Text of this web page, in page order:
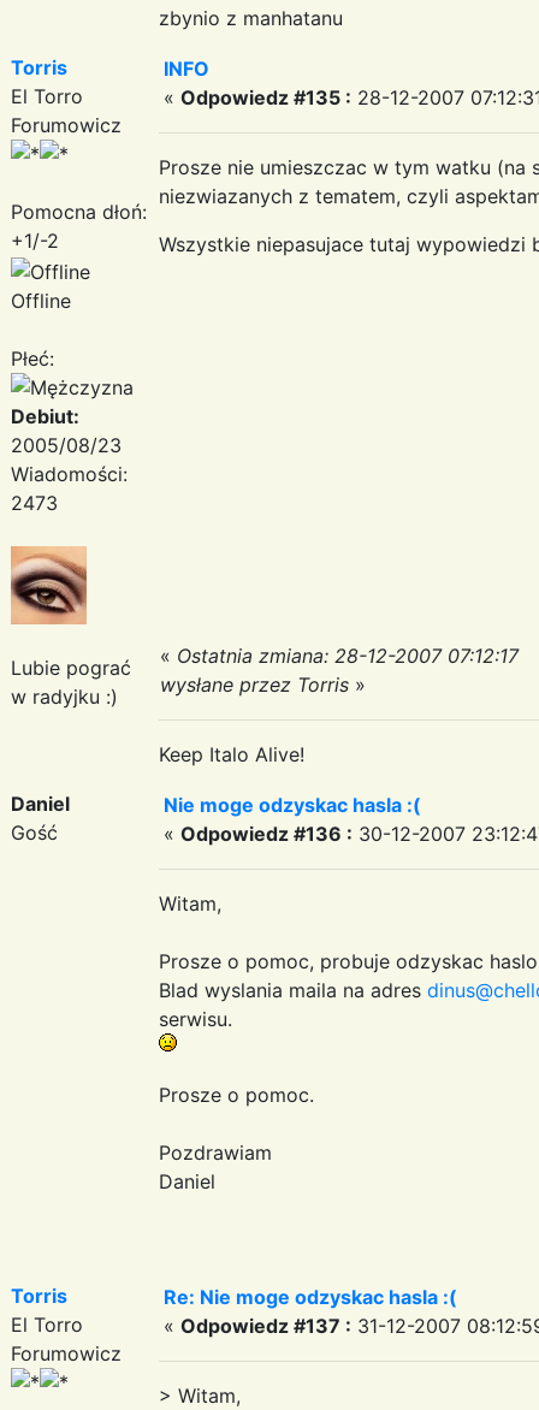
zbynio z manhatanu
Torris
El Torro
Forumowicz
Pomocna dłoń:
+1/-2
Offline
Płeć:
Debiut:
2005/08/23
Wiadomości:
2473
Lubie pograć
w radyjku :)
INFO
« Odpowiedz #135 : 28-12-2007
Prosze nie umieszczac w tym watku
niezwiazanych z tematem, czyli
Wszystkie niepasujace tutaj wypowiedzi
« Ostatnia zmiana: 28-12-2007 07:12:17
wysłane przez Torris »
Keep Italo Alive!
Daniel
Gość
Nie moge odzyskac hasla :(
« Odpowiedz #136 : 30-12-2007
Witam,
Prosze o pomoc, probuje odzyskac
Blad wyslania maila na adres
serwisu.
Prosze o pomoc.
Pozdrawiam
Daniel
Torris
El Torro
Forumowicz
Re: Nie moge odzyskac hasla :(
« Odpowiedz #137 : 31-12-2007
> Witam,